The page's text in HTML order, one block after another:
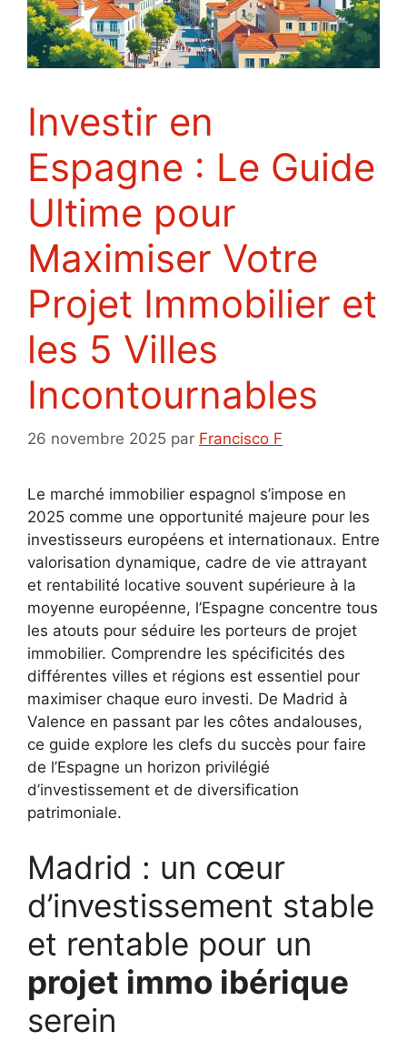
Investir en
Espagne : Le Guide
Ultime pour
Maximiser Votre
Projet Immobilier et
les 5 Villes
Incontournables
26 novembre 2025 par Francisco F
Le marché immobilier espagnol s’impose en
2025 comme une opportunité majeure pour les
investisseurs européens et internationaux. Entre
valorisation dynamique, cadre de vie attrayant
et rentabilité locative souvent supérieure à la
moyenne européenne, l’Espagne concentre tous
les atouts pour séduire les porteurs de projet
immobilier. Comprendre les spécificités des
différentes villes et régions est essentiel pour
maximiser chaque euro investi. De Madrid à
Valence en passant par les côtes andalouses,
ce guide explore les clefs du succès pour faire
de l’Espagne un horizon privilégié
d’investissement et de diversification
patrimoniale.
Madrid : un cœur
d’investissement stable
et rentable pour un
projet immo ibérique
serein